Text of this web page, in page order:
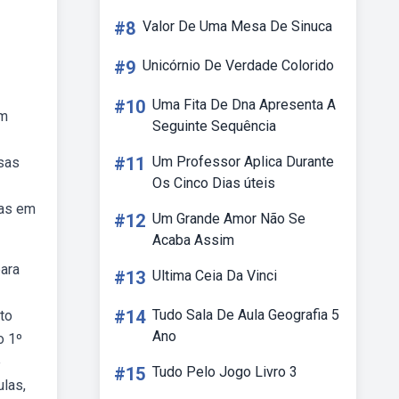
em
1º
#8 Valor De Uma Mesa De Sinuca
#9 Unicórnio De Verdade Colorido
#10 Uma Fita De Dna Apresenta A
Seguinte Sequência
#11 Um Professor Aplica Durante
Os Cinco Dias úteis
#12 Um Grande Amor Não Se
Acaba Assim
#13 Ultima Ceia Da Vinci
#14 Tudo Sala De Aula Geografia 5
Ano
#15 Tudo Pelo Jogo Livro 3